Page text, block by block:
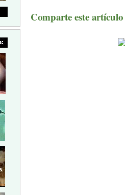
Comparte este artículo